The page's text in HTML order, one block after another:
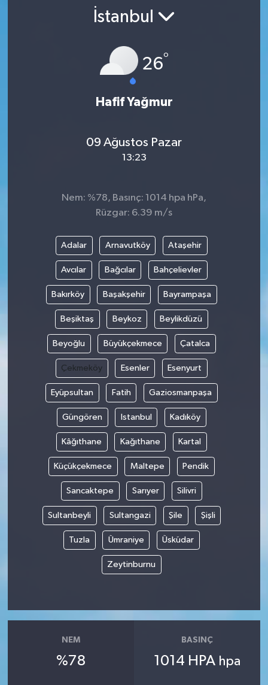
İstanbul
26°
Hafif Yağmur
09 Ağustos Pazar
13:23
Nem: %78, Basınç: 1014 hpa hPa,
Rüzgar: 6.39 m/s
Adalar Arnavutköy Ataşehir
Avcılar Bağcılar Bahçelievler
Bakırköy Başakşehir Bayrampaşa
Beşiktaş Beykoz Beylikdüzü
Beyoğlu Büyükçekmece Çatalca
Çekmeköy Esenler Esenyurt
Eyüpsultan Fatih Gaziosmanpaşa
Güngören Istanbul Kadıköy
Kâğıthane Kağıthane Kartal
Küçükçekmece Maltepe Pendik
Sancaktepe Sarıyer Silivri
Sultanbeyli Sultangazi Şile Şişli
Tuzla Ümraniye Üsküdar
Zeytinburnu
NEM
%78
BASINÇ
1014 HPA hpa